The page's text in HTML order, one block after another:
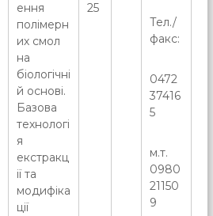
ення
полімерн
их смол
на
біологічні
й основі.
Базова
технологі
я
екстракц
ії та
модифіка
ції
25
Тел./
факс:
0472
37416
5
м.т.
0980
21150
9